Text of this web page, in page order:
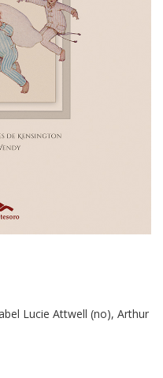
Lucie Attwell (no), Arthur